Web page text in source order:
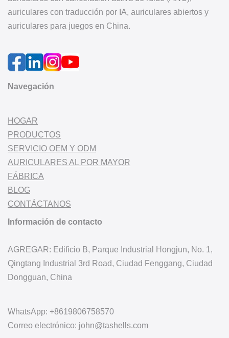
auriculares con traducción por IA, auriculares abiertos y
auriculares para juegos en China.
Navegación
HOGAR
PRODUCTOS
SERVICIO OEM Y ODM
AURICULARES AL POR MAYOR
FÁBRICA
BLOG
CONTÁCTANOS
Información de contacto
AGREGAR: Edificio B, Parque Industrial Hongjun, No. 1,
Qingtang Industrial 3rd Road, Ciudad Fenggang, Ciudad
Dongguan, China
WhatsApp: +8619806758570
Correo electrónico: john@tashells.com